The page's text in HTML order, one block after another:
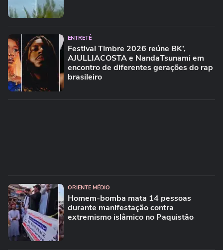
ENTRETÊ
Festival Timbre 2026 reúne BK’,
AJULLIACOSTA e NandaTsunami em
encontro de diferentes gerações do rap
brasileiro
ORIENTE MÉDIO
Homem-bomba mata 14 pessoas
durante manifestação contra
extremismo islâmico no Paquistão